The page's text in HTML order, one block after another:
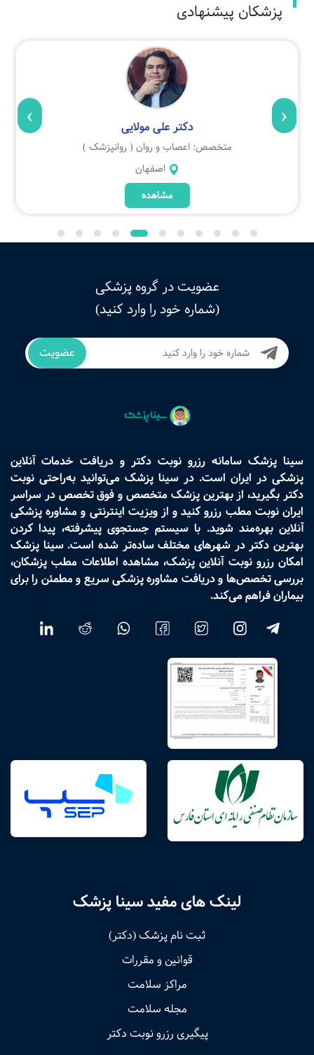
پزشکان پیشنهادی
دکتر علی مولایی
متخصص: اعصاب و روان ( روانپزشک )
اصفهان
مشاهده
‹
›
عضویت در گروه پزشکی
(شماره خود را وارد کنید)
عضویت
سینا پزشک سامانه رزرو نوبت دکتر و دریافت خدمات آنلاین
پزشکی در ایران است. در سینا پزشک می‌توانید به‌راحتی نوبت
دکتر بگیرید، از بهترین پزشک متخصص و فوق تخصص در سراسر
ایران نوبت مطب رزرو کنید و از ویزیت اینترنتی و مشاوره پزشکی
آنلاین بهره‌مند شوید. با سیستم جستجوی پیشرفته، پیدا کردن
بهترین دکتر در شهرهای مختلف ساده‌تر شده است. سینا پزشک
امکان رزرو نوبت آنلاین پزشک، مشاهده اطلاعات مطب پزشکان،
بررسی تخصص‌ها و دریافت مشاوره پزشکی سریع و مطمئن را برای
بیماران فراهم می‌کند.
لینک های مفید سینا پزشک
ثبت نام پزشک (دکتر)
قوانین و مقررات
مراکز سلامت
مجله سلامت
پیگیری رزرو نوبت دکتر